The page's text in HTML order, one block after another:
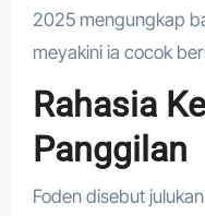
2025 mengungkap
meyakini ia cocok
Rahasia
Panggilan
Foden disebut